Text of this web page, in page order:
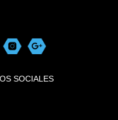
SOCIALES